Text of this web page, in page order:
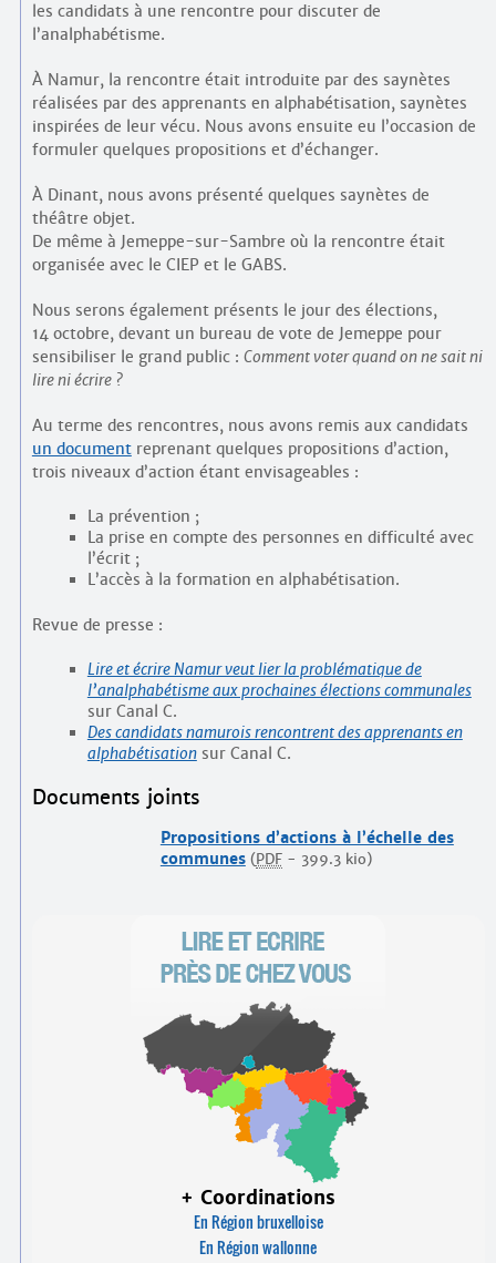
les candidats à une rencontre pour discuter de
l’analphabétisme.
À Namur, la rencontre était introduite par des saynètes
réalisées par des apprenants en alphabétisation, saynètes
inspirées de leur vécu. Nous avons ensuite eu l’occasion de
formuler quelques propositions et d’échanger.
À Dinant, nous avons présenté quelques saynètes de
théâtre objet.
De même à Jemeppe-sur-Sambre où la rencontre était
organisée avec le CIEP et le GABS.
Nous serons également présents le jour des élections,
14 octobre, devant un bureau de vote de Jemeppe pour
sensibiliser le grand public : Comment voter quand on ne sait ni
lire ni écrire ?
Au terme des rencontres, nous avons remis aux candidats
un documentreprenant quelques propositions d’action,
trois niveaux d’action étant envisageables :
La prévention ;
La prise en compte des personnes en difficulté avec
l’écrit ;
L’accès à la formation en alphabétisation.
Revue de presse :
Lire et écrire Namur veut lier la problématique de
l’analphabétisme aux prochaines élections communales
sur Canal C.
Des candidats namurois rencontrent des apprenants en
alphabétisationsur Canal C.
Documents joints
Propositions d’actions à l’échelle des
communes ( PDF- 399.3 kio)
+ Coordinations
En Région bruxelloise
En Région wallonne